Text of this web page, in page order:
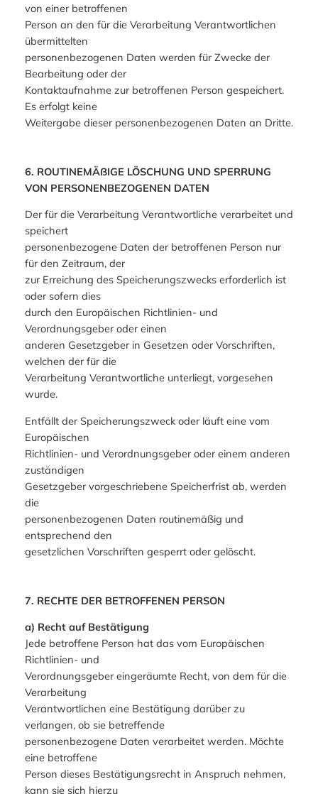
von einer betroffenen
Person an den für die Verarbeitung Verantwortlichen
übermittelten
personenbezogenen Daten werden für Zwecke der
Bearbeitung oder der
Kontaktaufnahme zur betroffenen Person gespeichert.
Es erfolgt keine
Weitergabe dieser personenbezogenen Daten an Dritte.
6. ROUTINEMÄßIGE LÖSCHUNG UND SPERRUNG
VON PERSONENBEZOGENEN DATEN
Der für die Verarbeitung Verantwortliche verarbeitet und
speichert
personenbezogene Daten der betroffenen Person nur
für den Zeitraum, der
zur Erreichung des Speicherungszwecks erforderlich ist
oder sofern dies
durch den Europäischen Richtlinien- und
Verordnungsgeber oder einen
anderen Gesetzgeber in Gesetzen oder Vorschriften,
welchen der für die
Verarbeitung Verantwortliche unterliegt, vorgesehen
wurde.
Entfällt der Speicherungszweck oder läuft eine vom
Europäischen
Richtlinien- und Verordnungsgeber oder einem anderen
zuständigen
Gesetzgeber vorgeschriebene Speicherfrist ab, werden
die
personenbezogenen Daten routinemäßig und
entsprechend den
gesetzlichen Vorschriften gesperrt oder gelöscht.
7. RECHTE DER BETROFFENEN PERSON
a) Recht auf Bestätigung
Jede betroffene Person hat das vom Europäischen
Richtlinien- und
Verordnungsgeber eingeräumte Recht, von dem für die
Verarbeitung
Verantwortlichen eine Bestätigung darüber zu
verlangen, ob sie betreffende
personenbezogene Daten verarbeitet werden. Möchte
eine betroffene
Person dieses Bestätigungsrecht in Anspruch nehmen,
kann sie sich hierzu